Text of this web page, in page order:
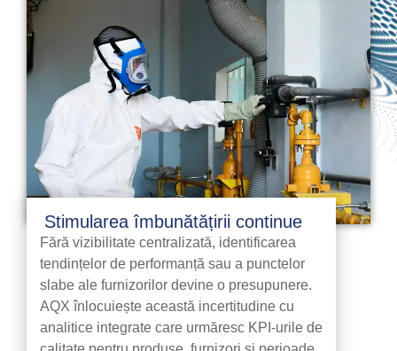
Stimularea îmbunătățirii continue
Fără vizibilitate centralizată, identificarea
tendințelor de performanță sau a punctelor
slabe ale furnizorilor devine o presupunere.
AQX înlocuiește această incertitudine cu
analitice integrate care urmăresc KPI-urile de